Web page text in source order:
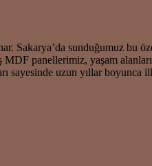
Sakarya’da sunduğumuz bu
panellerimiz, yaşam
sayesinde uzun yıllar boyunca